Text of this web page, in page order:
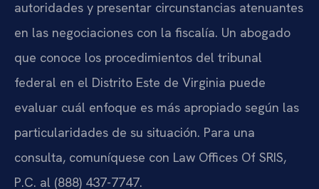
autoridades y presentar circunstancias atenuantes
en las negociaciones con la fiscalía. Un abogado
que conoce los procedimientos del tribunal
federal en el Distrito Este de Virginia puede
evaluar cuál enfoque es más apropiado según las
particularidades de su situación. Para una
consulta, comuníquese con Law Offices Of SRIS,
P.C. al (888) 437-7747.